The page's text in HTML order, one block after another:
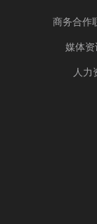
商务合作
媒体
人